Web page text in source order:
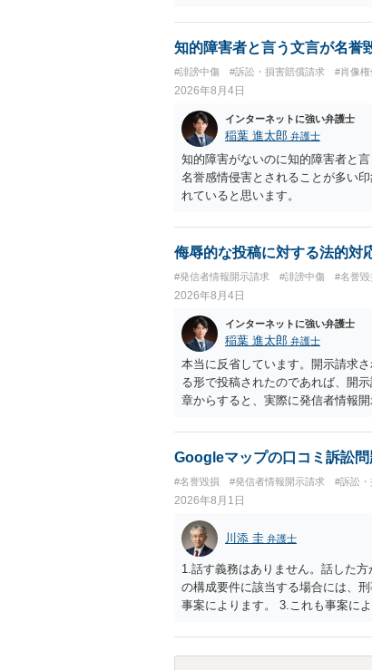
知的障害者と言う文言が名誉
#誹謗中傷 #訴訟・損害賠償請求 #肖像権
2026年8月4日
インターネットに強い弁護士
稲葉 進太郎 弁護士
知的障害がないのに知的障害者と
名誉感情侵害とされることが多い
れていると思います。
侮辱的な投稿に対する法的対
#発信者情報開示請求 #誹謗中傷 #名誉毀
2026年8月4日
インターネットに強い弁護士
稲葉 進太郎 弁護士
本当に反省しています。開示請求
る形で投稿されたのであれば、開
章からすると、実際に発信者情報
カウントの登録メールに意見照会
スバイケースであり、数万円から
Googleマップの口コミ訴訟
#名誉毀損 #発信者情報開示請求 #訴訟
2026年8月1日
川添 圭 弁護士
1.話す義務はありません。話した
の構成要件に該当する場合には、
事案によります。 3.これも事案に
さらにいえば、利用者からの口コ
証拠による裏付けか必要なので発